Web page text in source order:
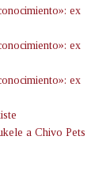
ex
ex
ex
a Chivo Pets